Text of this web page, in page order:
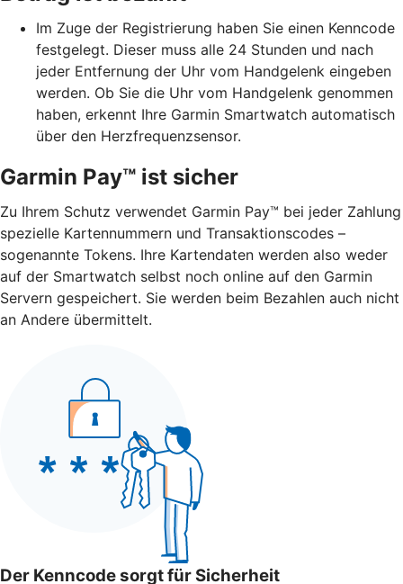
Im Zuge der Registrierung haben Sie einen Kenncode
festgelegt. Dieser muss alle 24 Stunden und nach
jeder Entfernung der Uhr vom Handgelenk eingeben
werden. Ob Sie die Uhr vom Handgelenk genommen
haben, erkennt Ihre Garmin Smartwatch automatisch
über den Herzfrequenzsensor.
Garmin Pay™ ist sicher
Zu Ihrem Schutz verwendet Garmin Pay™ bei jeder Zahlung
spezielle Kartennummern und Transaktionscodes –
sogenannte Tokens. Ihre Kartendaten werden also weder
auf der Smartwatch selbst noch online auf den Garmin
Servern gespeichert. Sie werden beim Bezahlen auch nicht
an Andere übermittelt.
Der Kenncode sorgt für Sicherheit